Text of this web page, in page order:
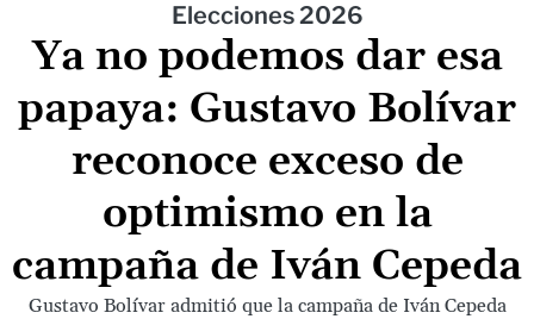
Elecciones 2026
Ya no podemos dar esa
papaya: Gustavo Bolívar
reconoce exceso de
optimismo en la
campaña de Iván Cepeda
Gustavo Bolívar admitió que la campaña de Iván Cepeda